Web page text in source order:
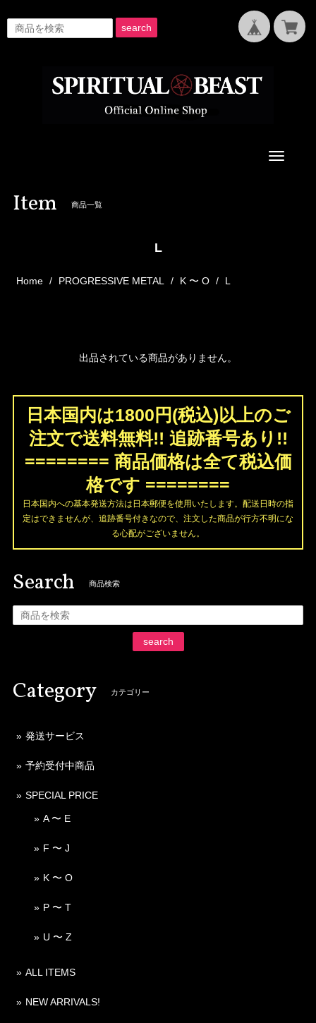
search
Toggle
Item 商品一覧
L
Home PROGRESSIVE METAL K 〜 O L
出品されている商品がありません。
日本国内は1800円(税込)以上のご
注文で送料無料!! 追跡番号あり!!
======== 商品価格は全て税込価
格です ========
日本国内への基本発送方法は日本郵便を使用いたします。配送日時の指
定はできませんが、追跡番号付きなので、注文した商品が行方不明にな
る心配がございません。
Search 商品検索
search
Category カテゴリー
発送サービス
予約受付中商品
SPECIAL PRICE
A 〜 E
F 〜 J
K 〜 O
P 〜 T
U 〜 Z
ALL ITEMS
NEW ARRIVALS!